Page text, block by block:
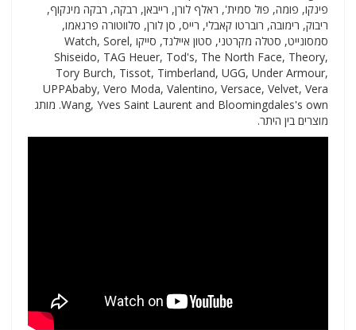
פינקו, פומה, פול סמית', ראלף לורן, רייבאן, רבקה, רבקה מינקוף,
ריבוק, רימובה, רוברטו קאבלי, רייס, סן לורן, סלווטורה פרגאמו,
סמסונייט, סטלה מקרטני, סטון איילנד, סייקו Watch, Sorel,
Shiseido, TAG Heuer, Tod's, The North Face, Theory,
Tory Burch, Tissot, Timberland, UGG, Under Armour,
UPPAbaby, Vero Moda, Valentino, Versace, Velvet, Vera
Wang, Yves Saint Laurent and Bloomingdales's own. מותג
מוצרים בין היתר.